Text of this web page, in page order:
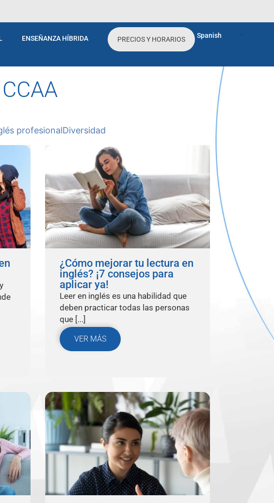
ENSEÑANZA HÍBRIDA PRECIOS Y HORARIOS Spanish
profesionalDiversidad
¿Cómo mejorar tu lectura en
inglés? ¡7 consejos para
aplicar ya!
Leer en inglés es una habilidad que
deben practicar todas las personas
que [...]
VER MÁS